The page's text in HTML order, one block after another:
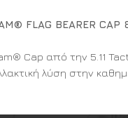
FLAG BEARER CAP
Cap από την 5.11
λύση στην